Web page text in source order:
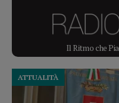
Il Ritmo che
ATTUALITÀ